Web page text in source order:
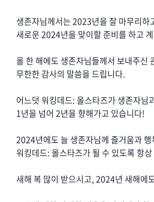
생존자님께서는 2023년을 잘 마무리하
새로운 2024년을 맞이할 준비를 하고
올 한 해에도 생존자님들께서 보내주신
무한한 감사의 말씀을 드립니다.
어느덧 워킹데드: 올스타즈가 생존자님
1년을 넘어 2년을 향해가고 있습니다!
2024년에도 늘 생존자님께 즐거움과 행
워킹데드: 올스타즈가 될 수 있도록 항
새해 복 많이 받으시고, 2024년 새해에